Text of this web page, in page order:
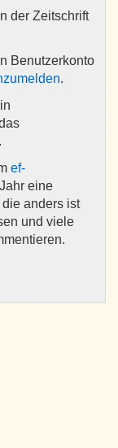
der Zeitschrift
Benutzerkonto
.
.
ef-
eine
anders ist
und viele